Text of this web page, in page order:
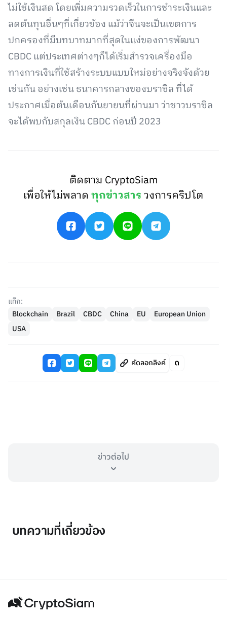
ไม่ใช้เงินสด โดยเพิ่มความรวดเร็วในการชำระเงินและ
ลดต้นทุนอื่นๆที่เกี่ยวข้อง แม้ว่าจีนจะเป็นเขตการ
ปกครองที่มีบทบาทมากที่สุดในแง่ของการพัฒนา
CBDC แต่ประเทศต่างๆก็ได้เริ่มสำรวจเครื่องมือ
ทางการเงินที่ใช้สร้างระบบแบบใหม่อย่างจริงจังด้วย
เช่นกัน อย่างเช่น ธนาคารกลางของบราซิล ที่ได้
ประกาศเมื่อต้นเดือนกันยายนที่ผ่านมา ว่าชาวบราซิล
จะได้พบกับสกุลเงิน CBDC ก่อนปี 2023
ติดตาม CryptoSiam
เพื่อให้ไม่พลาดทุกข่าวสารวงการคริปโต
แท็ก:
Blockchain
Brazil CBDC China EU
European Union
USA
คัดลอกลิงค์
ข่าวต่อไป
บทความที่เกี่ยวข้อง